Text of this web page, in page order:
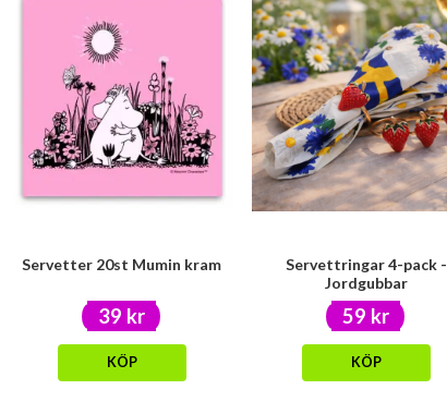
Servetter 20st Mumin kram
39 kr
KÖP
Servettringar 4-pack -
Jordgubbar
59 kr
KÖP